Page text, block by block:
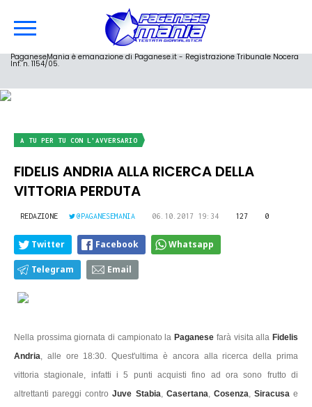
PaganeseMania è emanazione di Paganese.it - Registrazione Tribunale Nocera
Inf. n. 1154/05.
A TU PER TU CON L'AVVERSARIO
FIDELIS ANDRIA ALLA RICERCA DELLA
VITTORIA PERDUTA
REDAZIONE @PAGANESEMANIA 06.10.2017 19:34 127 0
Twitter Facebook Whatsapp
Telegram Email
Nella prossima giornata di campionato la Paganese farà visita alla Fidelis
Andria, alle ore 18:30. Quest'ultima è ancora alla ricerca della prima
vittoria stagionale, infatti i 5 punti acquisti fino ad ora sono frutto di
altrettanti pareggi controJuve Stabia, Casertana, Cosenza, Siracusae